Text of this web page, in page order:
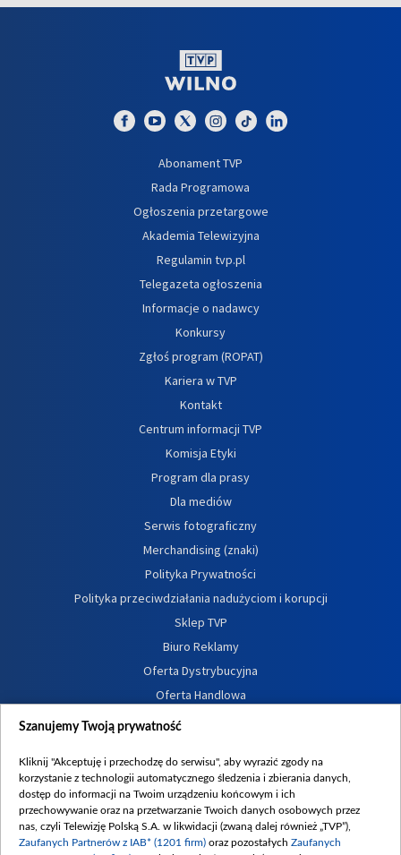
Abonament TVP
Rada Programowa
Ogłoszenia przetargowe
Akademia Telewizyjna
Regulamin tvp.pl
Telegazeta ogłoszenia
Informacje o nadawcy
Konkursy
Zgłoś program (ROPAT)
Kariera w TVP
Kontakt
Centrum informacji TVP
Komisja Etyki
Program dla prasy
Dla mediów
Serwis fotograficzny
Merchandising (znaki)
Polityka Prywatności
Polityka przeciwdziałania nadużyciom i korupcji
Sklep TVP
Biuro Reklamy
Oferta Dystrybucyjna
Oferta Handlowa
Dostępność
Procedura zgłoszeń wewnętrznych
Szanujemy Twoją prywatność
Kliknij "Akceptuję i przechodzę do serwisu", aby wyrazić zgody na
korzystanie z technologii automatycznego śledzenia i zbierania danych,
dostęp do informacji na Twoim urządzeniu końcowym i ich
przechowywanie oraz na przetwarzanie Twoich danych osobowych przez
nas, czyli Telewizję Polską S.A. w likwidacji (zwaną dalej również „TVP”),
Zaufanych Partnerów z IAB* (1201 firm) oraz pozostałych Zaufanych